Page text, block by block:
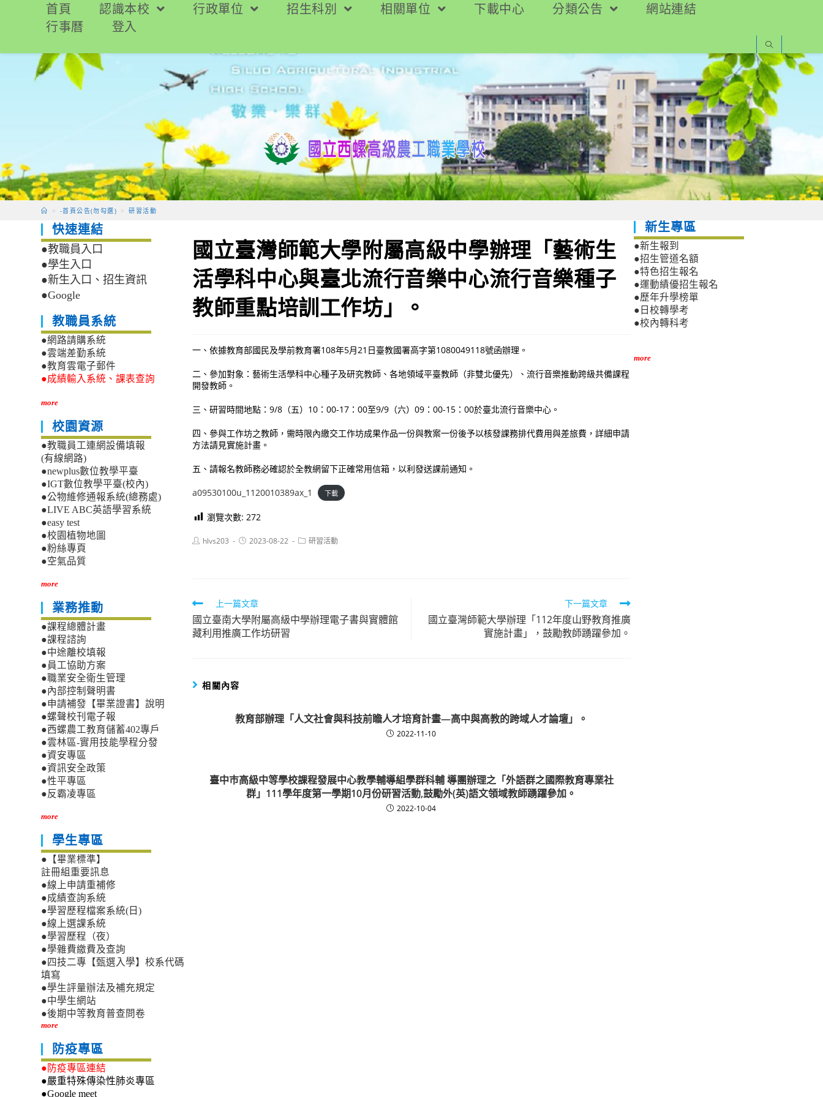
要
首頁 認識本校 行政單位 招生科別 相關單位 下載中心 分類公告
網站連結
行事曆
登入
> -首頁公告(勿勾選) > 研習活動
國立臺灣師範大學附屬高級中學辦理「藝術生
活學科中心與臺北流行音樂中心流行音樂種子
教師重點培訓工作坊」。
一、依據教育部國民及學前教育署108年5月21日臺教國署高字第1080049118號函辦理。
二、參加對象：藝術生活學科中心種子及研究教師、各地領域平臺教師（非雙北優先）、流行音樂推動跨級共備課程
開發教師。
三、研習時間地點：9/8（五）10：00-17：00至9/9（六）09：00-15：00於臺北流行音樂中心。
四、參與工作坊之教師，需時限內繳交工作坊成果作品一份與教案一份後予以核發課務排代費用與差旅費，詳細申請
方法請見實施計畫。
五、請報名教師務必確認於全教網留下正確常用信箱，以利發送課前通知。
a09530100u_1120010389ax_1 下載
瀏覽次數: 272
Posthlvs203
Post2023-08-22
Post研習活動
Read
more
articles
上一篇文章
國立臺南大學附屬高級中學辦理電子書與實體館
藏利用推廣工作坊研習
下一篇文章
國立臺灣師範大學辦理「112年度山野教育推廣
實施計畫」，鼓勵教師踴躍參加。
相關內容
教育部辦理「人文社會與科技前瞻人才培育計畫—高中與高教的跨域人才論壇」。
2022-11-10
臺中巿高級中等學校課程發展中心教學輔導組學群科輔 導團辦理之「外語群之國際教育專業社
群」111學年度第一學期10月份研習活動,鼓勵外(英)語文領域教師踴躍參加。
2022-10-04
快速連結
●教職員入口
●學生入口
●新生入口、招生資訊
●Google
教職員系統
●網路請購系統
●雲端差勤系統
●教育雲電子郵件
●成績輸入系統、課表查詢
more
校園資源
●教職員工連網設備填報
(有線網路)
●newplus數位教學平臺
●IGT數位教學平臺(校內)
●公物維修通報系統(總務處)
●LIVE ABC英語學習系統
●easy test
●校園植物地圖
●粉絲專頁
●空氣品質
more
業務推動
●課程總體計畫
●課程諮詢
●中途離校填報
●員工協助方案
●職業安全衛生管理
●內部控制聲明書
●申請補發【畢業證書】說明
●螺聲校刊電子報
●西螺農工教育儲蓄402專戶
●雲林區-實用技能學程分發
●資安專區
●資訊安全政策
●性平專區
●反霸凌專區
more
學生專區
●【畢業標準】
註冊組重要訊息
●線上申請重補修
●成績查詢系統
●學習歷程檔案系統(日)
●線上選課系統
●學習歷程（夜）
●學雜費繳費及查詢
●四技二專【甄選入學】校系代碼
填寫
●學生評量辦法及補充規定
●中學生網站
●後期中等教育普查問卷
more
防疫專區
●防疫專區連結
●嚴重特殊傳染性肺炎專區
●Google meet
新生專區
●新生報到
●招生管道名額
●特色招生報名
●運動績優招生報名
●歷年升學榜單
●日校轉學考
●校內轉科考
more